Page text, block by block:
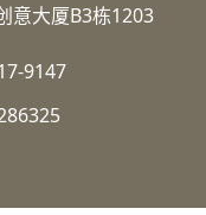
意大厦B3栋1203
9147